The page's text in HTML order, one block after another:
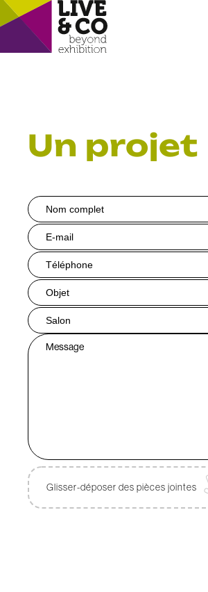
Un projet
Glisser-déposer des pièces jointes